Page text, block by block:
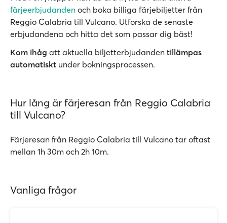
färjeerbjudanden och boka billiga färjebiljetter från
Reggio Calabria till Vulcano. Utforska de senaste
erbjudandena och hitta det som passar dig bäst!
Kom ihåg att aktuella biljetterbjudanden tillämpas
automatiskt under bokningsprocessen.
Hur lång är färjeresan från Reggio Calabria
till Vulcano?
Färjeresan från Reggio Calabria till Vulcano tar oftast
mellan 1h 30m och 2h 10m.
Vanliga frågor